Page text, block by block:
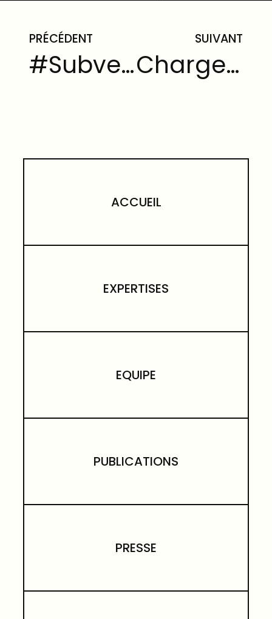
PRÉCÉDENT
#Subventions : Les conditions de retrait d’une subvention agricole ne peuvent être fixées a posteriori
SUIVANT
Charge de la preuve devant le juge administratif : à l’impossible, nul n’est tenu
ACCUEIL
EXPERTISES
EQUIPE
PUBLICATIONS
PRESSE